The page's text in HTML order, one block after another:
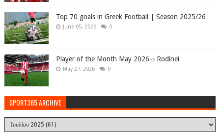
Top 70 goals in Greek Football | Season 2025/26
June 05, 2026 0
Player of the Month May 2026 ο Rodinei
May 27, 2026 0
SPORT365 ARCHIVE